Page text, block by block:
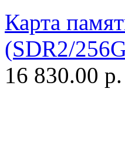
Карта
(SDR2/
16 830.00 р.